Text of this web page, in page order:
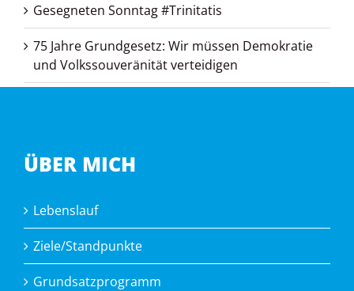
Gesegneten Sonntag #Trinitatis
75 Jahre Grundgesetz: Wir müssen Demokratie
und Volkssouveränität verteidigen
ÜBER MICH
Lebenslauf
Ziele/Standpunkte
Grundsatzprogramm